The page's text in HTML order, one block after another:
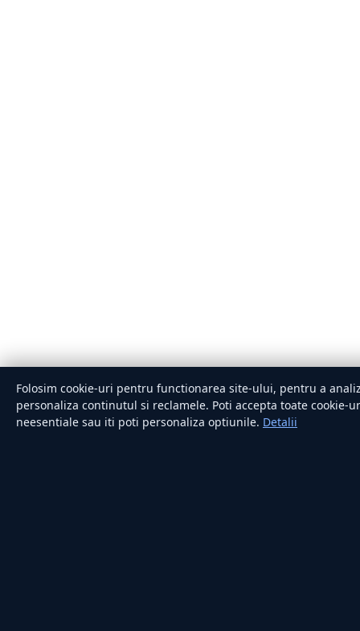
Folosim cookie-uri pentru functionarea site-ului, pentru a
personaliza continutul si reclamele. Poti accepta toate cookie-
neesentiale sau iti poti personaliza optiunile. Detalii